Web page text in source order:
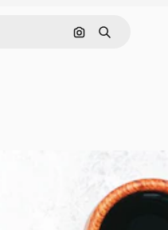
Nach Bild suchen
Suchen